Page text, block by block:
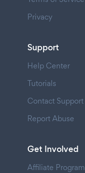
Privacy
Support
Help Center
Tutorials
Contact Support
Report Abuse
Get Involved
Affiliate Program